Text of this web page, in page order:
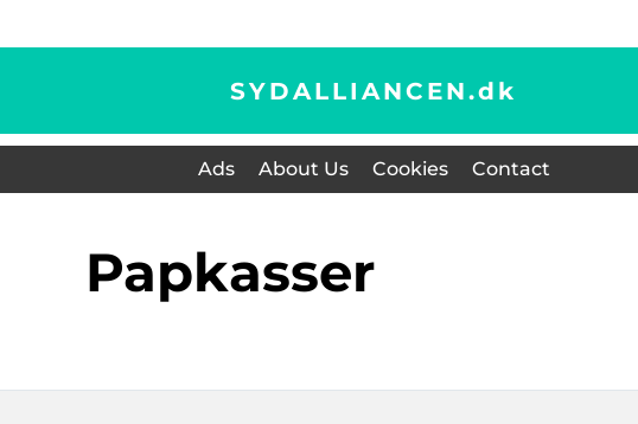
SYDALLIANCEN.dk
Ads About Us Cookies Contact
papkasser